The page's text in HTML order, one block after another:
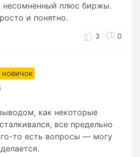
несомненный плюс биржы.
и понятно.
3 0
новичок
как некоторые
все предельно
то есть вопросы — могу